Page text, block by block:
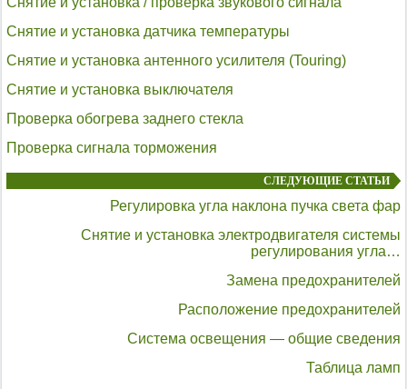
Снятие и установка датчика температуры
Снятие и установка антенного усилителя (Touring)
Снятие и установка выключателя
Проверка обогрева заднего стекла
Проверка сигнала торможения
СЛЕДУЮЩИЕ СТАТЬИ
Регулировка угла наклона пучка света фар
Снятие и установка электродвигателя системы
регулирования угла…
Замена предохранителей
Расположение предохранителей
Система освещения — общие сведения
Таблица ламп